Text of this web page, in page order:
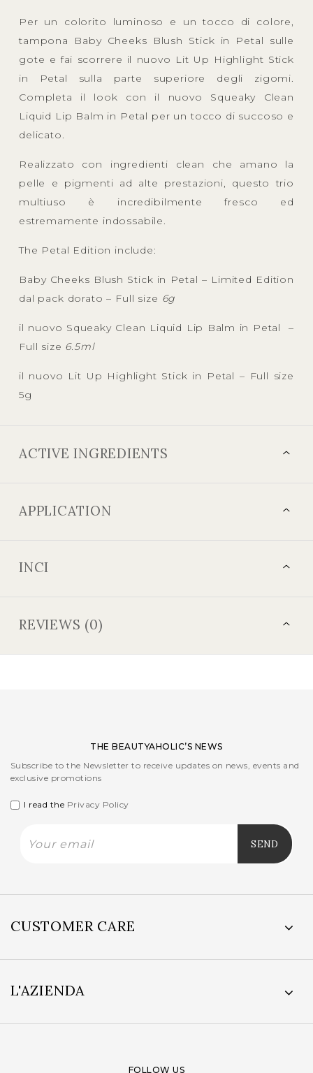
Per un colorito luminoso e un tocco di colore,
tampona Baby Cheeks Blush Stick in Petal sulle
gote e fai scorrere il nuovo Lit Up Highlight Stick
in Petal sulla parte superiore degli zigomi.
Completa il look con il nuovo Squeaky Clean
Liquid Lip Balm in Petal per un tocco di succoso e
delicato.
Realizzato con ingredienti clean che amano la
pelle e pigmenti ad alte prestazioni, questo trio
multiuso è incredibilmente fresco ed
estremamente indossabile.
The Petal Edition include:
Baby Cheeks Blush Stick in Petal – Limited Edition
dal pack dorato – Full size 6g
il nuovo Squeaky Clean Liquid Lip Balm in Petal –
Full size 6.5ml
il nuovo Lit Up Highlight Stick in Petal – Full size
5g
ACTIVE INGREDIENTS
APPLICATION
INCI
REVIEWS (0)
THE BEAUTYAHOLIC’S NEWS
Subscribe to the Newsletter to receive updates on news, events and
exclusive promotions
I read the Privacy Policy
CUSTOMER CARE
L'AZIENDA
FOLLOW US